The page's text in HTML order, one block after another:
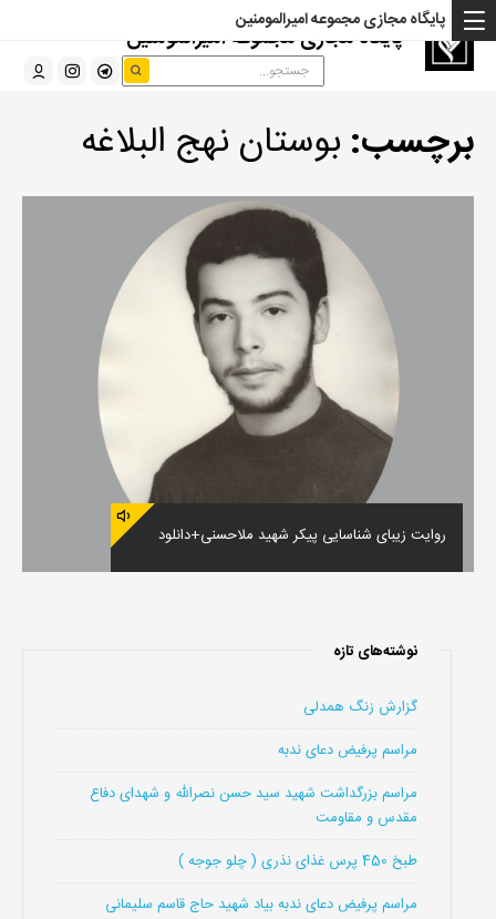
پایگاه مجازی مجموعه امیرالمومنین
پایگاه مجازی مجموعه امیرالمومنین
برچسب: بوستان نهج البلاغه
روایت زیبای شناسایی پیکر شهید ملاحسنی+دانلود
نوشته‌های تازه
گزارش زنگ همدلی
مراسم پرفیض دعای ندبه
مراسم بزرگداشت شهید سید حسن نصرالله و شهدای دفاع
مقدس و مقاومت
طبخ 450 پرس غذای نذری ( چلو جوجه )
مراسم پرفیض دعای ندبه بیاد شهید حاج قاسم سلیمانی